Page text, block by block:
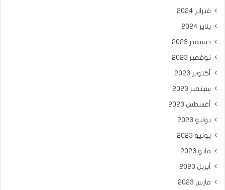
فبراير 2024
يناير 2024
ديسمبر 2023
نوفمبر 2023
أكتوبر 2023
سبتمبر 2023
أغسطس 2023
يوليو 2023
يونيو 2023
مايو 2023
أبريل 2023
مارس 2023